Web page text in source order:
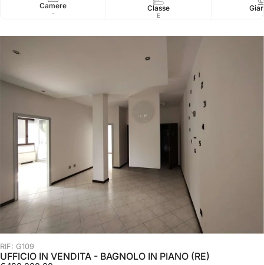
Camere
-
Classe
E
RIF: G109
UFFICIO IN VENDITA - BAGNOLO IN PIANO (RE)